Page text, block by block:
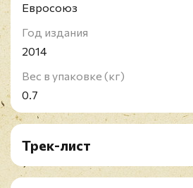
Евросоюз
Год издания
2014
Вес в упаковке (кг)
0.7
Трек-лист
A1. Lonnie's Lament
A2. Naima